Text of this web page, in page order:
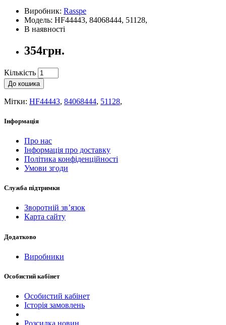
Виробник: Rasspe
Модель: HF44443, 84068444, 51128,
В наявності
354грн.
Кількість
До кошика
Мітки: HF44443, 84068444, 51128,
Інформація
Про нас
Інформація про доставку
Політика конфіденційності
Умови згоди
Служба підтримки
Зворотній зв’язок
Карта сайту
Додатково
Виробники
Особистий кабінет
Особистий кабінет
Історія замовлень
Розсилка новин